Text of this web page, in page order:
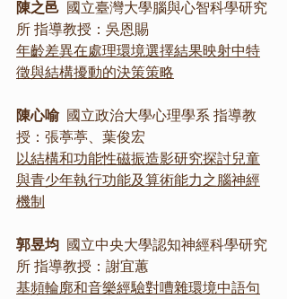
陳之邑
  國立臺灣大學腦與心智科學研究
所 指導教授：吳恩賜
年齡差異在處理環境選擇結果映射中特
徵與結構擾動的決策策略
陳心喻 國立政治大學心理學系 指導教
授：張葶葶、葉俊宏
以結構和功能性磁振造影研究探討兒童
與青少年執行功能及算術能力之腦神經
機制
郭昱均 國立中央大學認知神經科學研究
所 指導教授：謝宜蕙
基頻輪廓和音樂經驗對嘈雜環境中語句